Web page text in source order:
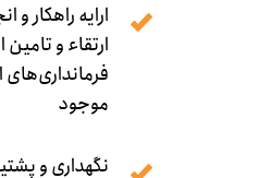
ارایه راهکار
ارتقاء و
فرمانداری‌های
موجود
نگهداری و